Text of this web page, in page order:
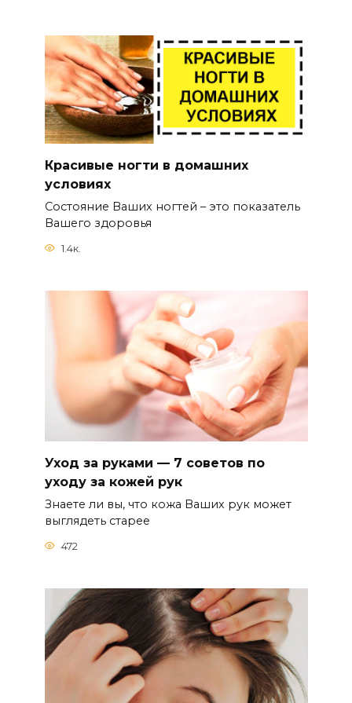
Красивые ногти в домашних
условиях
Состояние Ваших ногтей – это показатель
Вашего здоровья
1.4к.
Уход за руками — 7 советов по
уходу за кожей рук
Знаете ли вы, что кожа Ваших рук может
выглядеть старее
472